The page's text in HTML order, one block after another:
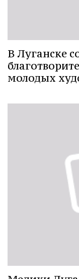
В Луганске
молодых